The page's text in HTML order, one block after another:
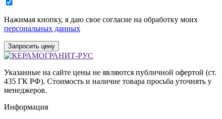
Нажимая кнопку, я даю свое согласие на обработку моих
персональных данных
Запросить цену
Указанные на сайте цены не являются публичной офертой (ст.
435 ГК РФ). Стоимость и наличие товара просьба уточнять у
менеджеров.
Информация